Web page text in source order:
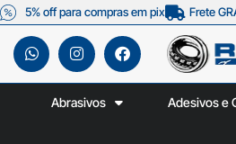
5% off para compras em pix Frete
Abrasivos Adesivos e